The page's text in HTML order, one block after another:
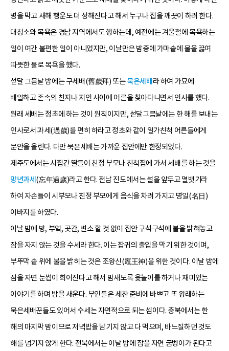
병을 막고 새해 행운도 더 성해진다고 해서 누구나 집을 깨끗이 하려 한다.
대청소와 목욕은 경남 지역에서도 행하는데, 예전에는 겨울철에 목욕하는
일이 여간 불편한 일이 아니었지만, 이날만은 밤중에 가마솥에 물을 끓여
따뜻한 물로 목욕을 했다.
섣달 그믐날 밤에는 구세배(舊歲拜) 또는묵은세배 라 하여 가묘에
배알하고 존속의 친지나 지인 사이에 어른을 찾아다니면서 인사를 했다.
원래 세배는 정초에 하는 것이 원칙이지만, 섣달그믐날에는 한 해를 보내는
인사로서 과세(過歲)를 편히 하라고 정초와 같이 일가친척 어른들에게
문안을 올린다. 다만 묵은세배는 가까운 집안에만 한정되었다.
제주도에서는 시집간 딸들이 친정 부모나 친척집에 가서 세배를 하는 것을
망년과세 (忘年過歲)라고 한다. 전남 진도에서는 설을 앞두고 멸뱃기라
하여 자손들이 시부모나 친정 부모에게 음식을 차려 가지고 명일(名日)
이바지를 하였다.
이날 밤에 방, 부엌, 곳간, 변소 할 것 없이 집안 구석구석에 불을 밝혀놓고
잠을 자지 않는 것을 수세라 한다. 이는 잡귀의 출입을 막기 위한 것이며,
부뚜막 솥 위에 불을 밝히는 것은 조왕신(竈王神)을 위한 것이다. 이날 밤에
잠을 자면 눈썹이 희어진다고 해서 밤새도록 윷놀이를 하거나 재미있는
이야기를 하며 밤을 새운다. 부인들은 세찬 준비에 바쁘고 또 왕래하는
묵은세배꾼들도 있어서 수세는 자연적으로 되는 셈이다. 충북에서는 한
해의 마지막 밤이므로 저녁밥을 남기지 않고 다 먹으며, 바느질하던 것도
해를 넘기지 않게 한다. 전북에서는 이날 밤에 잠을 자면 굼벵이가 된다고